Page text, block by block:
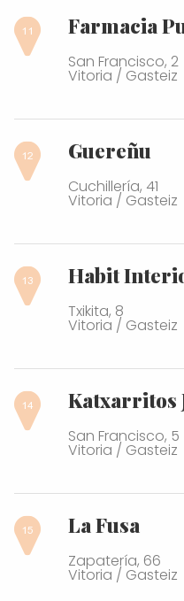
Farmacia
San Francisco, 2
Vitoria / Gasteiz
Guereñu
Cuchillería, 41
Vitoria / Gasteiz
Habit
Txikita, 8
Vitoria / Gasteiz
Katxarritos
San Francisco, 5
Vitoria / Gasteiz
La Fusa
Zapatería, 66
Vitoria / Gasteiz